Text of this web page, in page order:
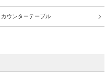
カウンターテーブル